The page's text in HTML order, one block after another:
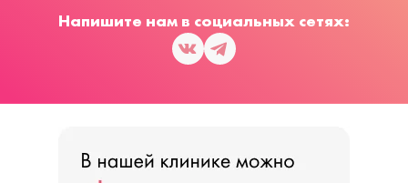
Напишите нам в социальных сетях: